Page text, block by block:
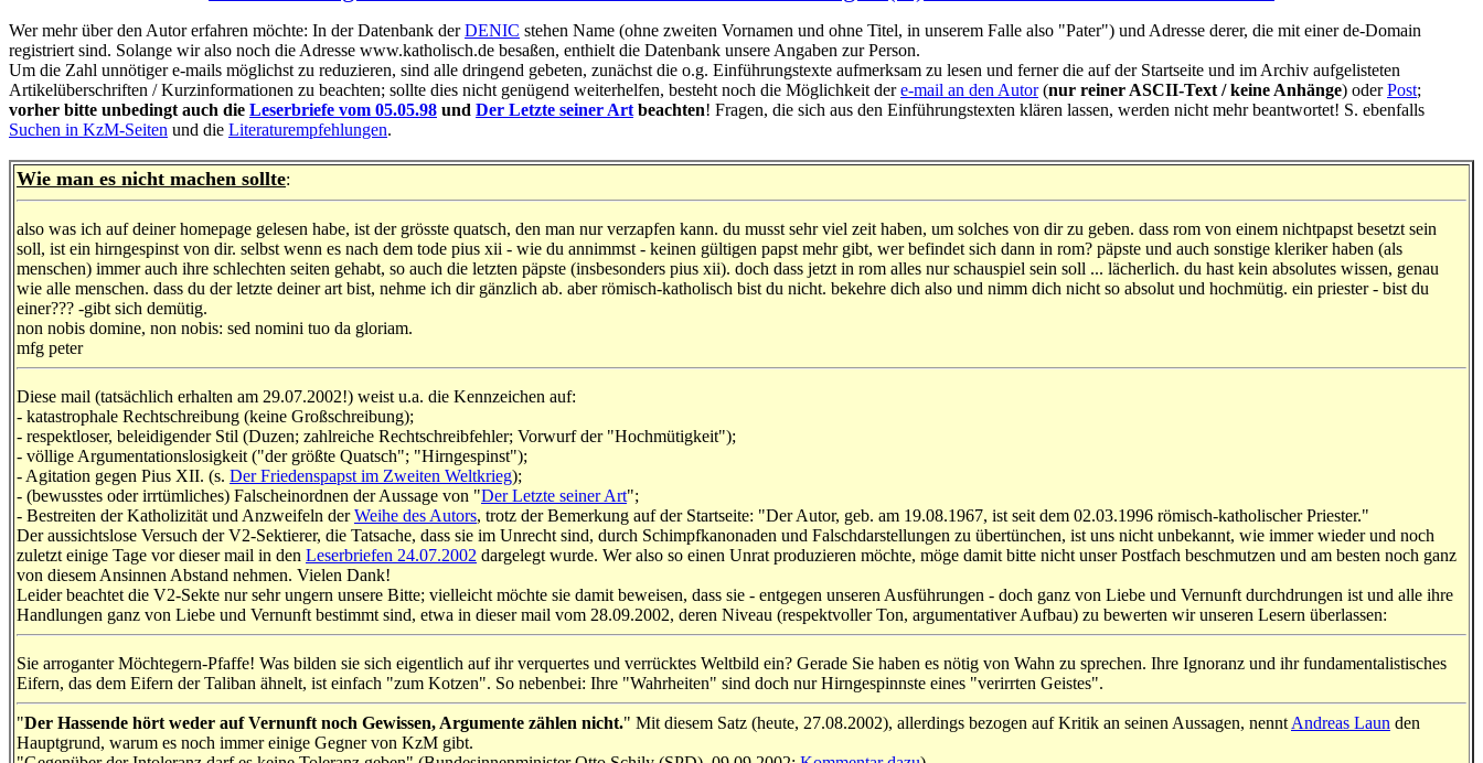
Wer mehr über den Autor erfahren möchte: In der Datenbank derDENIC stehen Name (ohne zweiten Vornamen und ohne Titel, in unserem Falle also "Pater") und Adresse derer, die mit einer de-Domain
registriert sind. Solange wir also noch die Adresse www.katholisch.de besaßen, enthielt die Datenbank unsere Angaben zur Person.
Um die Zahl unnötiger e-mails möglichst zu reduzieren, sind alle dringend gebeten, zunächst die o.g. Einführungstexte aufmerksam zu lesen und ferner die auf der Startseite und im Archiv aufgelisteten
Artikelüberschriften / Kurzinformationen zu beachten; sollte dies nicht genügend weiterhelfen, besteht noch die Möglichkeit dere-mail an den Autor(nur reiner ASCII-Text / keine Anhänge) oderPost;
vorher bitte unbedingt auch die Leserbriefe vom 05.05.98 und Der Letzte seiner Art beachten! Fragen, die sich aus den Einführungstexten klären lassen, werden nicht mehr beantwortet! S. ebenfalls
Suchen in KzM-Seiten und die Literaturempfehlungen.
Wie man es nicht machen sollte:
also was ich auf deiner homepage gelesen habe, ist der grösste quatsch, den man nur verzapfen kann. du musst sehr viel zeit haben, um solches von dir zu geben. dass rom von einem nichtpapst besetzt sein
soll, ist ein hirngespinst von dir. selbst wenn es nach dem tode pius xii - wie du annimmst - keinen gültigen papst mehr gibt, wer befindet sich dann in rom? päpste und auch sonstige kleriker haben (als
menschen) immer auch ihre schlechten seiten gehabt, so auch die letzten päpste (insbesonders pius xii). doch dass jetzt in rom alles nur schauspiel sein soll ... lächerlich. du hast kein absolutes wissen, genau
wie alle menschen. dass du der letzte deiner art bist, nehme ich dir gänzlich ab. aber römisch-katholisch bist du nicht. bekehre dich also und nimm dich nicht so absolut und hochmütig. ein priester - bist du
einer??? -gibt sich demütig.
non nobis domine, non nobis: sed nomini tuo da gloriam.
mfg peter
Diese mail (tatsächlich erhalten am 29.07.2002!) weist u.a. die Kennzeichen auf:
- katastrophale Rechtschreibung (keine Großschreibung);
- respektloser, beleidigender Stil (Duzen; zahlreiche Rechtschreibfehler; Vorwurf der "Hochmütigkeit");
- völlige Argumentationslosigkeit ("der größte Quatsch"; "Hirngespinst");
- Agitation gegen Pius XII. (s. Der Friedenspapst im Zweiten Weltkrieg);
- (bewusstes oder irrtümliches) Falscheinordnen der Aussage von "Der Letzte seiner Art";
- Bestreiten der Katholizität und Anzweifeln derWeihe des Autors, trotz der Bemerkung auf der Startseite: "Der Autor, geb. am 19.08.1967, ist seit dem 02.03.1996 römisch-katholischer Priester."
Der aussichtslose Versuch der V2-Sektierer, die Tatsache, dass sie im Unrecht sind, durch Schimpfkanonaden und Falschdarstellungen zu übertünchen, ist uns nicht unbekannt, wie immer wieder und noch
zuletzt einige Tage vor dieser mail in den Leserbriefen 24.07.2002 dargelegt wurde. Wer also so einen Unrat produzieren möchte, möge damit bitte nicht unser Postfach beschmutzen und am besten noch ganz
von diesem Ansinnen Abstand nehmen. Vielen Dank!
Leider beachtet die V2-Sekte nur sehr ungern unsere Bitte; vielleicht möchte sie damit beweisen, dass sie - entgegen unseren Ausführungen - doch ganz von Liebe und Vernunft durchdrungen ist und alle ihre
Handlungen ganz von Liebe und Vernunft bestimmt sind, etwa in dieser mail vom 28.09.2002, deren Niveau (respektvoller Ton, argumentativer Aufbau) zu bewerten wir unseren Lesern überlassen:
Sie arroganter Möchtegern-Pfaffe! Was bilden sie sich eigentlich auf ihr verquertes und verrücktes Weltbild ein? Gerade Sie haben es nötig von Wahn zu sprechen. Ihre Ignoranz und ihr fundamentalistisches
Eifern, das dem Eifern der Taliban ähnelt, ist einfach "zum Kotzen". So nebenbei: Ihre "Wahrheiten" sind doch nur Hirngespinnste eines "verirrten Geistes".
"Der Hassende hört weder auf Vernunft noch Gewissen, Argumente zählen nicht." Mit diesem Satz (heute, 27.08.2002), allerdings bezogen auf Kritik an seinen Aussagen, nennt Andreas Laun den
Hauptgrund, warum es noch immer einige Gegner von KzM gibt.